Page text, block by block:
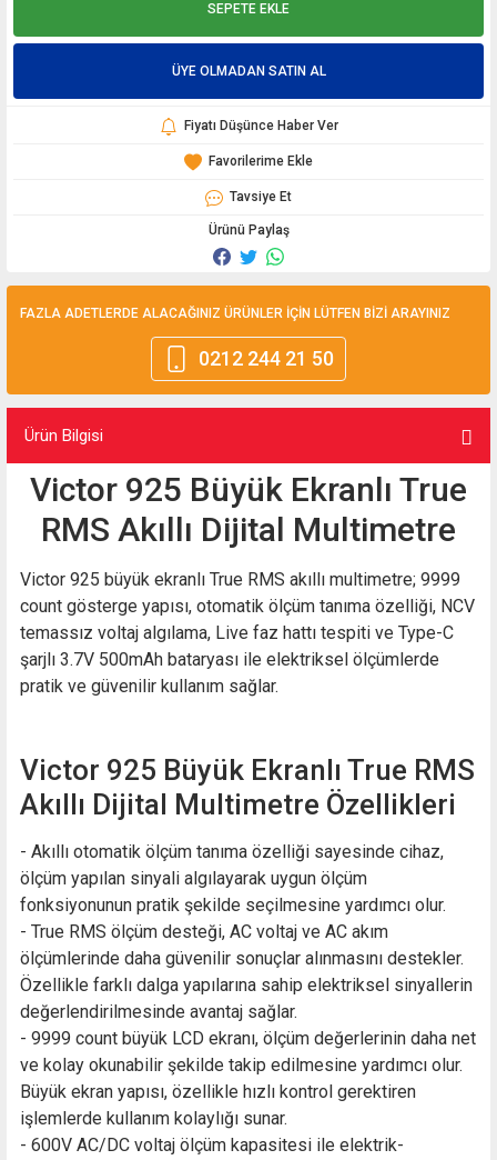
SEPETE EKLE
ÜYE OLMADAN SATIN AL
Fiyatı Düşünce Haber Ver
Tavsiye Et
Ürünü Paylaş
FAZLA ADETLERDE ALACAĞINIZ ÜRÜNLER İÇİN LÜTFEN BİZİ ARAYINIZ
0212 244 21 50
Ürün Bilgisi
Victor 925 Büyük Ekranlı True
RMS Akıllı Dijital Multimetre
Victor 925 büyük ekranlı True RMS akıllı multimetre; 9999
count gösterge yapısı, otomatik ölçüm tanıma özelliği, NCV
temassız voltaj algılama, Live faz hattı tespiti ve Type-C
şarjlı 3.7V 500mAh bataryası ile elektriksel ölçümlerde
pratik ve güvenilir kullanım sağlar.
Victor 925 Büyük Ekranlı True RMS
Akıllı Dijital Multimetre Özellikleri
- Akıllı otomatik ölçüm tanıma özelliği sayesinde cihaz,
ölçüm yapılan sinyali algılayarak uygun ölçüm
fonksiyonunun pratik şekilde seçilmesine yardımcı olur.
- True RMS ölçüm desteği, AC voltaj ve AC akım
ölçümlerinde daha güvenilir sonuçlar alınmasını destekler.
Özellikle farklı dalga yapılarına sahip elektriksel sinyallerin
değerlendirilmesinde avantaj sağlar.
- 9999 count büyük LCD ekranı, ölçüm değerlerinin daha net
ve kolay okunabilir şekilde takip edilmesine yardımcı olur.
Büyük ekran yapısı, özellikle hızlı kontrol gerektiren
işlemlerde kullanım kolaylığı sunar.
- 600V AC/DC voltaj ölçüm kapasitesi ile elektrik-